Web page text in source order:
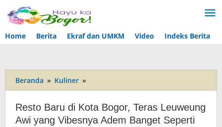
Lewati
ke
konten
Home
Berita Ekraf dan UMKM Video Indeks Berita
Beranda » Kuliner »
Baru
Kota
Bogor,
Resto Baru di Kota Bogor, Teras Leuweung
Awi yang Vibesnya Adem Banget Seperti